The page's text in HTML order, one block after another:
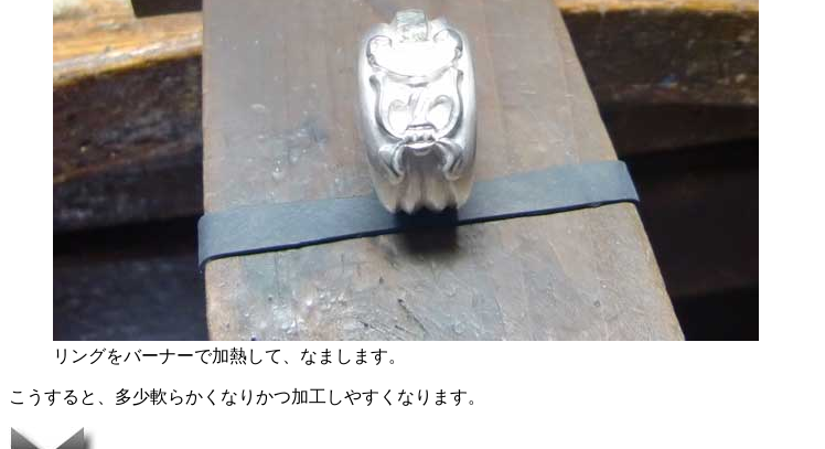
リングをバーナーで加熱して、なまします。
こうすると、多少軟らかくなりかつ加工しやすくなります。